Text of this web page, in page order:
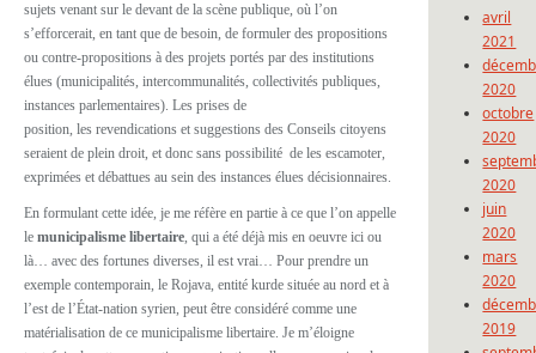
sujets venant sur le devant de la scène publique, où l’on
s’efforcerait, en tant que de besoin, de formuler des propositions
ou contre-propositions à des projets portés par des institutions
élues (municipalités, intercommunalités, collectivités publiques,
instances parlementaires). Les prises de
position, les revendications et suggestions des Conseils citoyens
seraient de plein droit, et donc sans possibilité de les escamoter,
exprimées et débattues au sein des instances élues décisionnaires.
En formulant cette idée, je me réfère en partie à ce que l’on appelle
le municipalisme libertaire, qui a été déjà mis en oeuvre ici ou
là… avec des fortunes diverses, il est vrai… Pour prendre un
exemple contemporain, le Rojava, entité kurde située au nord et à
l’est de l’État-nation syrien, peut être considéré comme une
matérialisation de ce municipalisme libertaire. Je m’éloigne
avril
2021
2020
octobre
2020
2020
juin
2020
mars
2020
2019